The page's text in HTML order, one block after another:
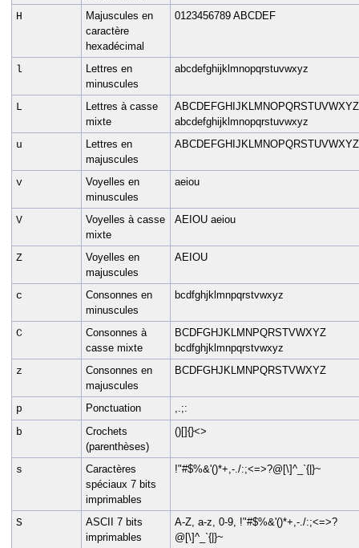
H
Majuscules en
caractère
hexadécimal
0123456789 ABCDEF
l
Lettres en
minuscules
abcdefghijklmnopqrstuvwxyz
L
Lettres à casse
mixte
ABCDEFGHIJKLMNOPQRSTUVWXYZ
abcdefghijklmnopqrstuvwxyz
u
Lettres en
majuscules
ABCDEFGHIJKLMNOPQRSTUVWXYZ
v
Voyelles en
minuscules
aeiou
V
Voyelles à casse
mixte
AEIOU aeiou
Z
Voyelles en
majuscules
AEIOU
c
Consonnes en
minuscules
bcdfghjklmnpqrstvwxyz
C
Consonnes à
casse mixte
BCDFGHJKLMNPQRSTVWXYZ
bcdfghjklmnpqrstvwxyz
z
Consonnes en
majuscules
BCDFGHJKLMNPQRSTVWXYZ
p Ponctuation
,.;:
b
Crochets
(parenthèses)
()[]{}<>
s
Caractères
spéciaux 7 bits
imprimables
!"#$%&'()*+,-./:;<=>?@[\]^_`{|}~
S
ASCII 7 bits
imprimables
A-Z, a-z, 0-9, !"#$%&'()*+,-./:;<=>?
@[\]^_`{|}~